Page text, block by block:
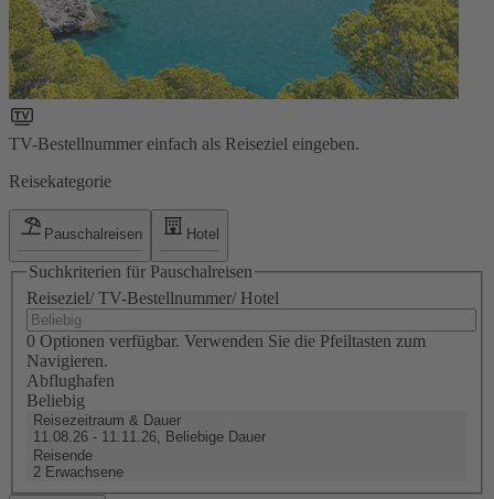
TV-Bestellnummer einfach als Reiseziel eingeben.
Reisekategorie
Pauschalreisen Hotel
Suchkriterien für Pauschalreisen
Reiseziel/ TV-Bestellnummer/ Hotel
0 Optionen verfügbar. Verwenden Sie die Pfeiltasten zum
Navigieren.
Abflughafen
Beliebig
Reisezeitraum & Dauer
11.08.26 - 11.11.26, Beliebige Dauer
Reisende
2 Erwachsene